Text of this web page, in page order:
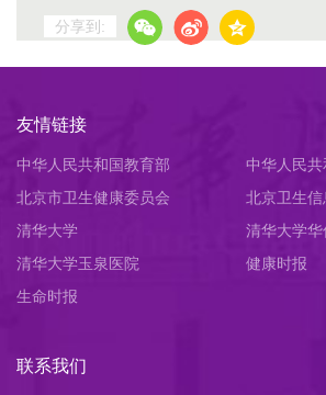
分享到:
友情链接
中华人民共和国教育部
中华人民
员会
北京市卫生健康委员会
北京卫生信
清华大学
清华大学
清华大学玉泉医院
健康时报
生命时报
联系我们